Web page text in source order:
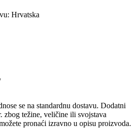
Hrvatska
se na standardnu ​​dostavu. Dodatni
zbog težine, veličine ili svojstava
pronaći izravno u opisu proizvoda.